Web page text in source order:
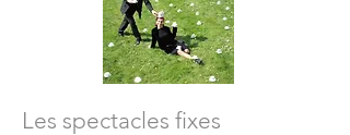
Les spectacles fixes